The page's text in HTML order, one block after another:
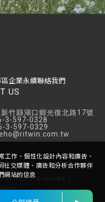
企業永續聯絡我們
US
竹縣湖口鄉光復北路17號
3-597-0328
3-597-0329
all rights reserved. |
iBest
作、個性化設計內容和廣告、
社交媒體、廣告和分析合作夥伴
網站的信息